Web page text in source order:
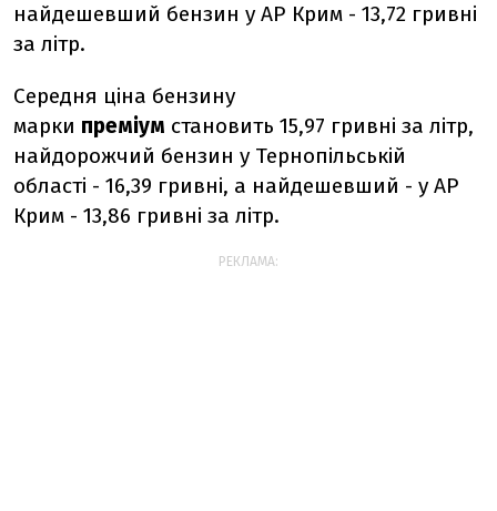
найдешевший бензин у АР Крим - 13,72 гривні
за літр.
Середня ціна бензину
марки преміум становить 15,97 гривні за літр,
найдорожчий бензин у Тернопільській
області - 16,39 гривні, а найдешевший - у АР
Крим - 13,86 гривні за літр.
РЕКЛАМА: